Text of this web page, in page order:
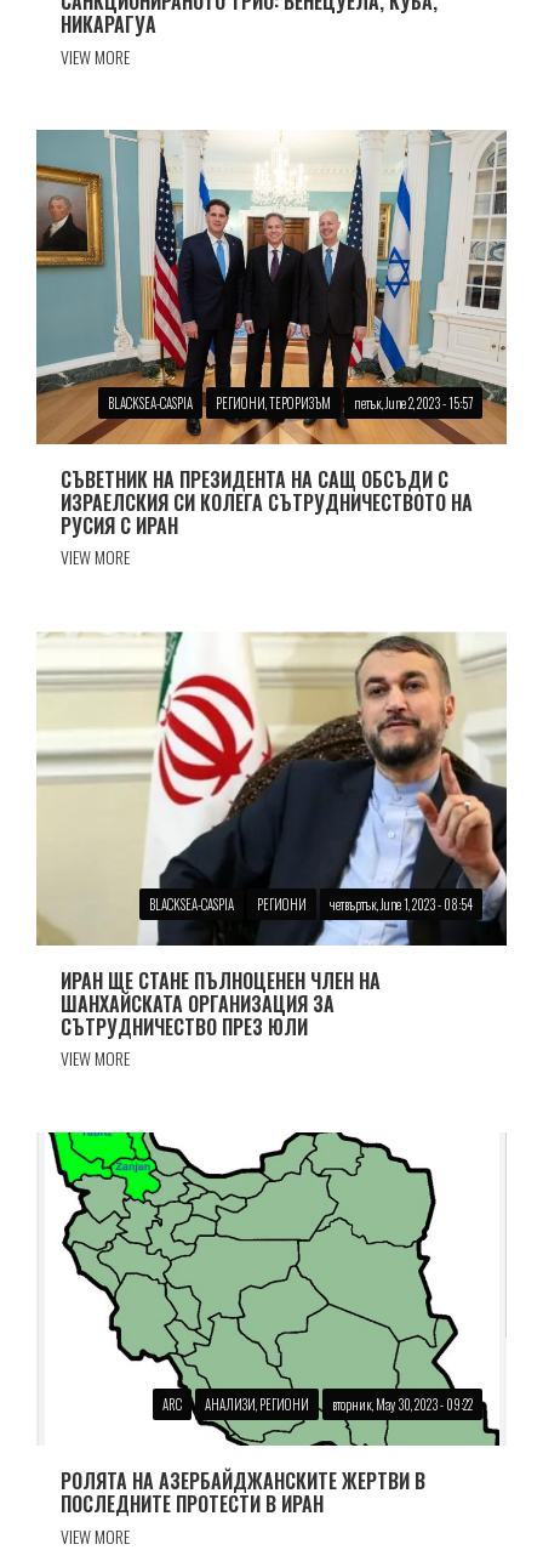
НИКАРАГУА
VIEW MORE
BLACKSEA-CASPIA РЕГИОНИ, ТЕРОРИЗЪМ петък, June 2, 2023 - 15:57
СЪВЕТНИК НА ПРЕЗИДЕНТА НА САЩ ОБСЪДИ С
ИЗРАЕЛСКИЯ СИ КОЛЕГА СЪТРУДНИЧЕСТВОТО НА
РУСИЯ С ИРАН
VIEW MORE
BLACKSEA-CASPIA РЕГИОНИ четвъртък, June 1, 2023 - 08:54
ИРАН ЩЕ СТАНЕ ПЪЛНОЦЕНЕН ЧЛЕН НА
ШАНХАЙСКАТА ОРГАНИЗАЦИЯ ЗА
СЪТРУДНИЧЕСТВО ПРЕЗ ЮЛИ
VIEW MORE
ARC АНАЛИЗИ, РЕГИОНИ вторник, May 30, 2023 - 09:22
РОЛЯТА НА АЗЕРБАЙДЖАНСКИТЕ ЖЕРТВИ В
ПОСЛЕДНИТЕ ПРОТЕСТИ В ИРАН
VIEW MORE